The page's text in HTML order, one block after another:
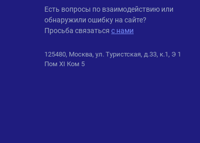
ANDPRO
Есть вопросы по взаимодействию или
обнаружили ошибку на сайте?
Просьба связаться с нами
125480, Москва, ул. Туристская, д.33, к.1, Э 1
Пом XI Ком 5